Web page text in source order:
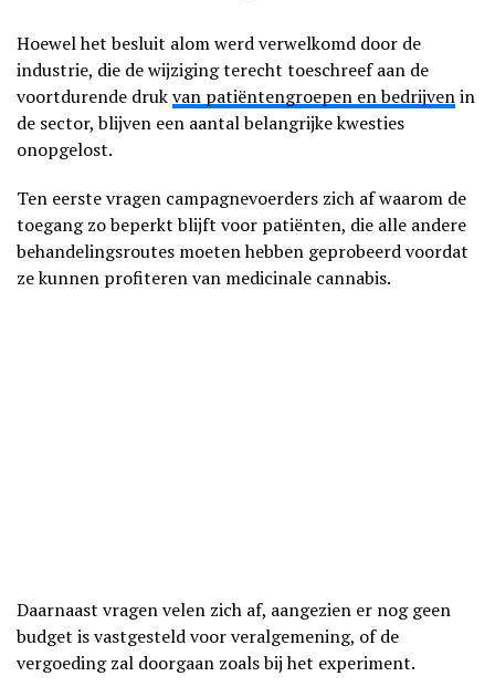
Hoewel het besluit alom werd verwelkomd door de
industrie, die de wijziging terecht toeschreef aan de
voortdurende drukvan patiëntengroepen en bedrijvenin
de sector, blijven een aantal belangrijke kwesties
onopgelost.
Ten eerste vragen campagnevoerders zich af waarom de
toegang zo beperkt blijft voor patiënten, die alle andere
behandelingsroutes moeten hebben geprobeerd voordat
ze kunnen profiteren van medicinale cannabis.
Daarnaast vragen velen zich af, aangezien er nog geen
budget is vastgesteld voor veralgemening, of de
vergoeding zal doorgaan zoals bij het experiment.